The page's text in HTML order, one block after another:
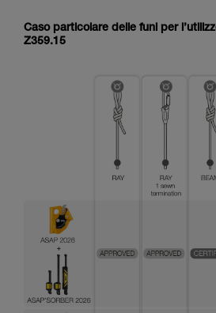
Caso particolare delle funi per
Z359.15